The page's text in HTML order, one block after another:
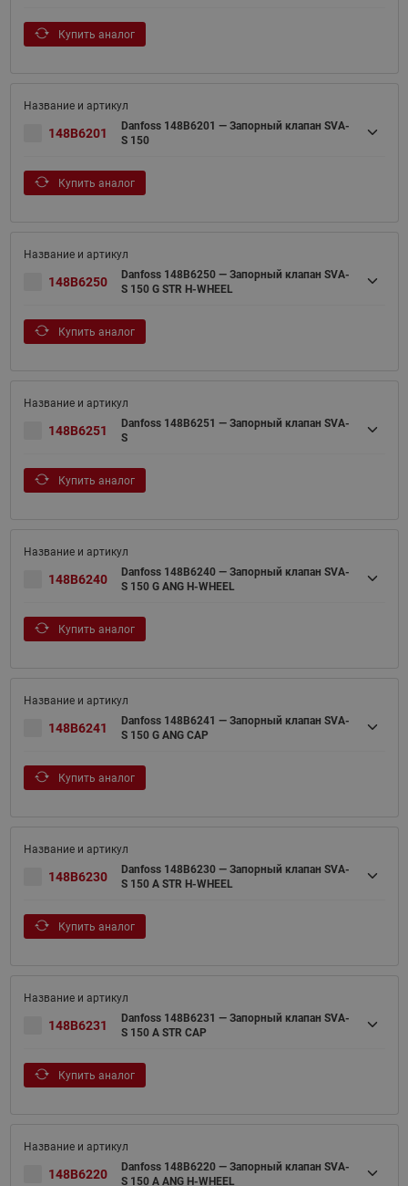
Купить аналог
148B6201
Danfoss 148B6201 — Запорный клапан SVA-
S 150
Купить аналог
148B6250
Danfoss 148B6250 — Запорный клапан SVA-
S 150 G STR H-WHEEL
Купить аналог
148B6251
Danfoss 148B6251 — Запорный клапан SVA-
S
Купить аналог
148B6240
Danfoss 148B6240 — Запорный клапан SVA-
S 150 G ANG H-WHEEL
Купить аналог
148B6241
Danfoss 148B6241 — Запорный клапан SVA-
S 150 G ANG CAP
Купить аналог
148B6230
Danfoss 148B6230 — Запорный клапан SVA-
S 150 A STR H-WHEEL
Купить аналог
148B6231
Danfoss 148B6231 — Запорный клапан SVA-
S 150 A STR CAP
Купить аналог
148B6220
Danfoss 148B6220 — Запорный клапан SVA-
S 150 A ANG H-WHEEL